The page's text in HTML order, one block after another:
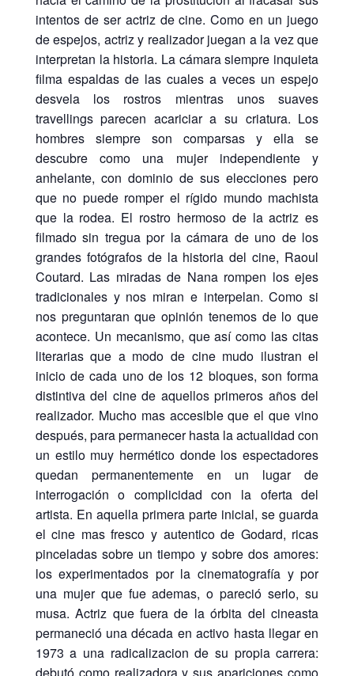
intentos de ser actriz de cine. Como en un juego
de espejos, actriz y realizador juegan a la vez que
interpretan la historia. La cámara siempre inquieta
filma espaldas de las cuales a veces un espejo
desvela los rostros mientras unos suaves
travellings parecen acariciar a su criatura. Los
hombres siempre son comparsas y ella se
descubre como una mujer independiente y
anhelante, con dominio de sus elecciones pero
que no puede romper el rígido mundo machista
que la rodea. El rostro hermoso de la actriz es
filmado sin tregua por la cámara de uno de los
grandes fotógrafos de la historia del cine, Raoul
Coutard. Las miradas de Nana rompen los ejes
tradicionales y nos miran e interpelan. Como si
nos preguntaran que opinión tenemos de lo que
acontece. Un mecanismo, que así como las citas
literarias que a modo de cine mudo ilustran el
inicio de cada uno de los 12 bloques, son forma
distintiva del cine de aquellos primeros años del
realizador. Mucho mas accesible que el que vino
después, para permanecer hasta la actualidad con
un estilo muy hermético donde los espectadores
quedan permanentemente en un lugar de
interrogación o complicidad con la oferta del
artista. En aquella primera parte inicial, se guarda
el cine mas fresco y autentico de Godard, ricas
pinceladas sobre un tiempo y sobre dos amores:
los experimentados por la cinematografía y por
una mujer que fue ademas, o pareció serlo, su
musa. Actriz que fuera de la órbita del cineasta
permaneció una década en activo hasta llegar en
1973 a una radicalizacion de su propia carrera: